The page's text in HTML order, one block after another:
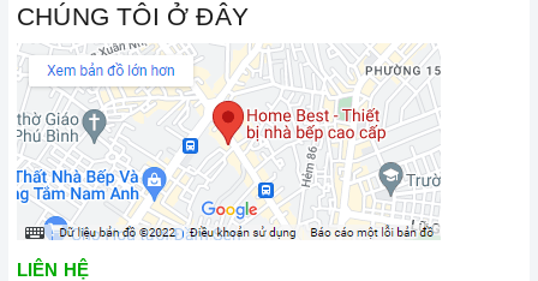
CHÚNG TÔI Ở ĐÂY
LIÊN HỆ